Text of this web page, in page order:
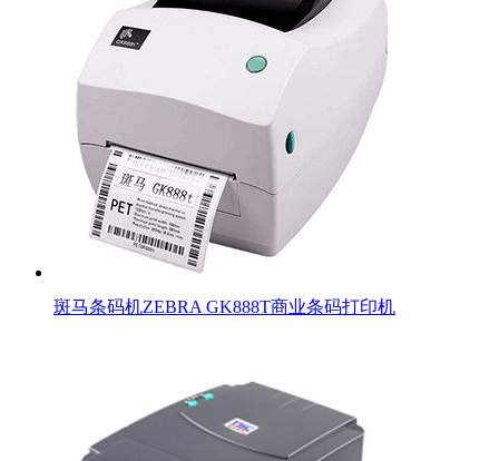
斑马条码机ZEBRA GK888T商业条码打印机